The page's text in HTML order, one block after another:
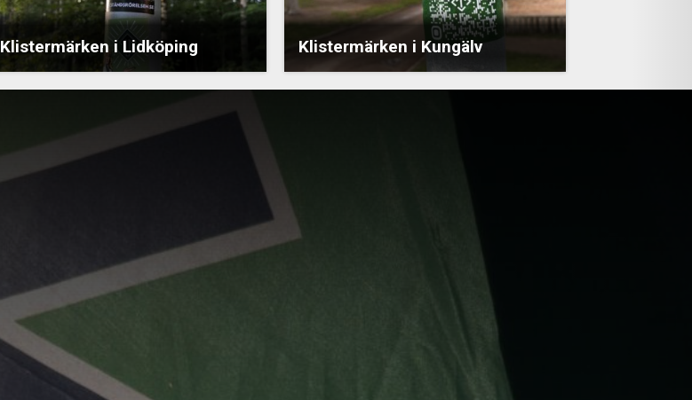
Klistermärken i Lidköping Klistermärken i Kungälv